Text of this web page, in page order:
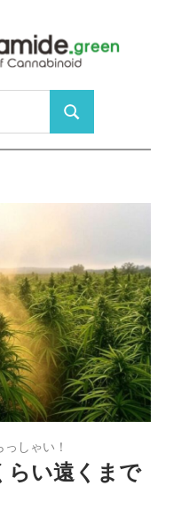
検
索
しゃい！
らい遠くまで